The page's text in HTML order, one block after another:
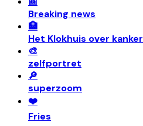
Breaking news
🏥
Het Klokhuis over kanker
🎨
zelfportret
🔎
superzoom
❤️
Fries